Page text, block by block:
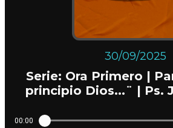
30/09/2025
Serie: Ora Primero |
principio Dios...¨ | Ps.
00:00